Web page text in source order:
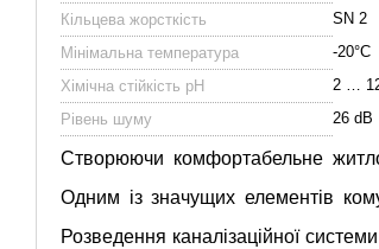
Кільцева жорсткість
SN 2
Мінімальна температура
-20°С
Хімічна стійкість pH
2 …
Рівень шуму
26 dB
Створюючи комфортабельне
Одним із значущих елементів
Розведення каналізаційної